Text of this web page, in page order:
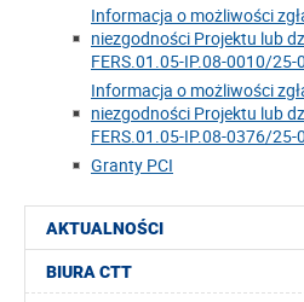
AKTUALNOŚCI
BIURA CTT
Informacja o możliwości
niezgodności Projektu lub
FERS.01.05-IP.08-0010/25-
Informacja o możliwości
niezgodności Projektu lub
FERS.01.05-IP.08-0376/25-
Granty PCI